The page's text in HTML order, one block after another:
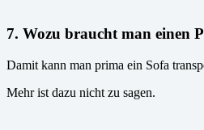
7. Wozu braucht man einen
Damit kann man prima ein Sofa
Mehr ist dazu nicht zu sagen.